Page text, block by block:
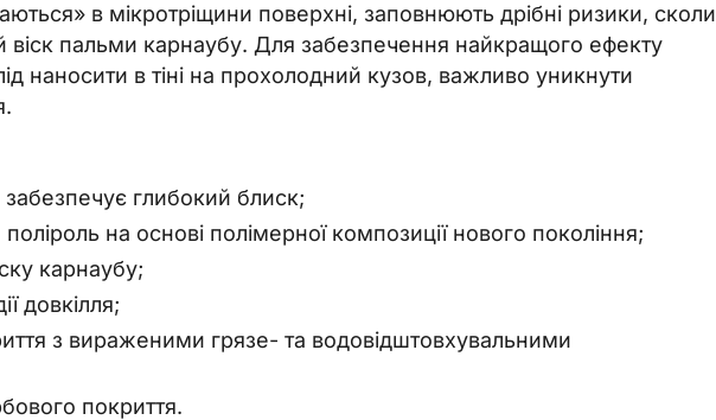
в мікротріщини поверхні, заповнюють дрібні ризики, сколи
віск пальми карнаубу. Для забезпечення найкращого ефекту
наносити в тіні на прохолодний кузов, важливо уникнути
глибокий блиск;
на основі полімерної композиції нового покоління;
карнаубу;
довкілля;
з вираженими грязе- та водовідштовхувальними
покриття.